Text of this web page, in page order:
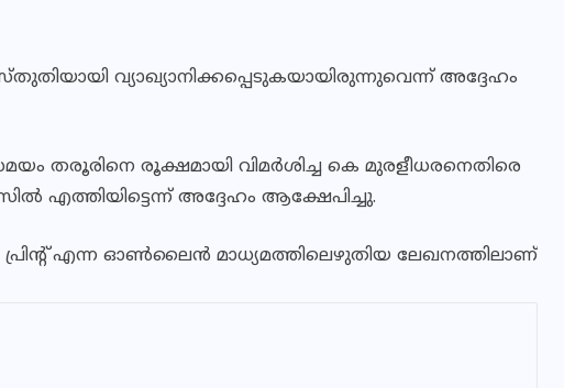
വ്യാഖ്യാനിക്കപ്പെടുകയായിരുന്നുവെന്ന് അദ്ദേഹം
തരൂരിനെ രൂക്ഷമായി വിമർശിച്ച കെ മുരളീധരനെതിരെ
എത്തിയിട്ടെന്ന് അദ്ദേഹം ആക്ഷേപിച്ചു.
പ്രിന്റ് എന്ന ഓണ്‍ലൈന്‍ മാധ്യമത്തിലെഴുതിയ ലേഖനത്തിലാണ്